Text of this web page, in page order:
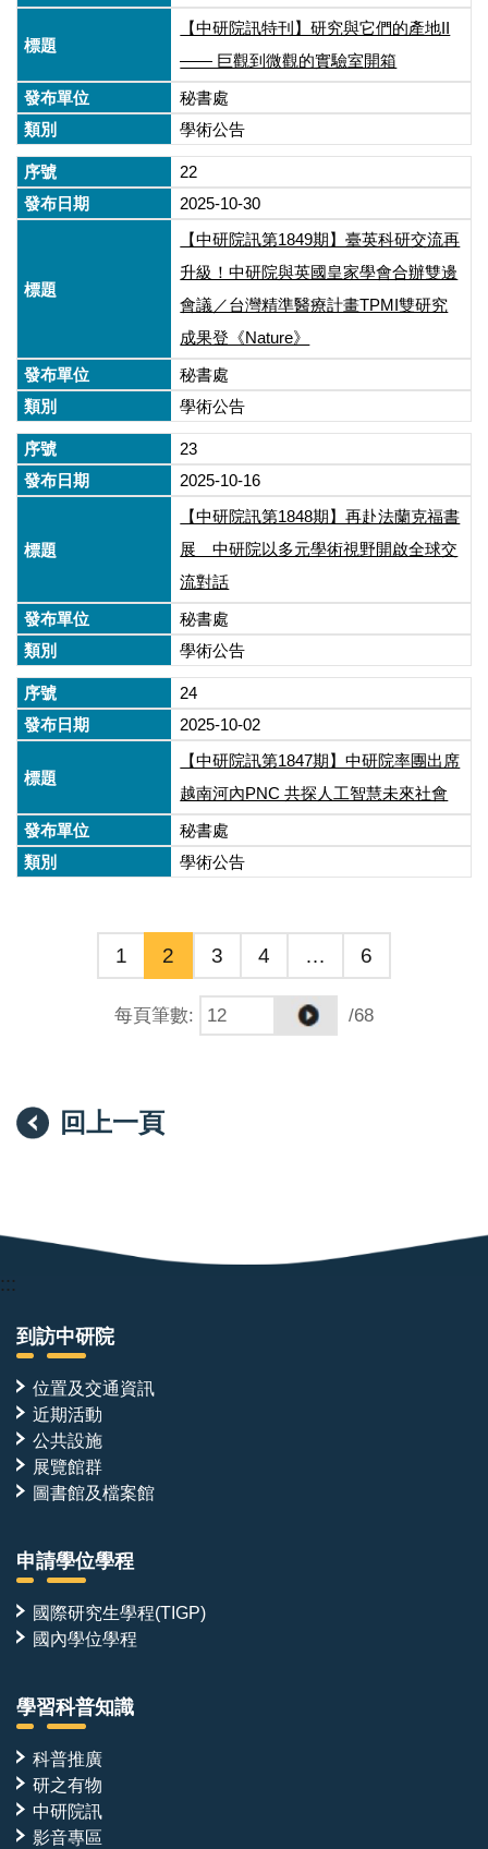
【中研院訊特刊】研究與它們的產地II
—— 巨觀到微觀的實驗室開箱
秘書處
學術公告
22
2025-10-30
【中研院訊第1849期】臺英科研交流再
升級！中研院與英國皇家學會合辦雙邊
會議／台灣精準醫療計畫TPMI雙研究
成果登《Nature》
秘書處
學術公告
23
2025-10-16
【中研院訊第1848期】再赴法蘭克福書
展 中研院以多元學術視野開啟全球交
流對話
秘書處
學術公告
24
2025-10-02
【中研院訊第1847期】中研院率團出席
越南河內PNC 共探人工智慧未來社會
秘書處
學術公告
1 2 3 4 … 6
每頁筆數: /68
回上一頁
:::
到訪中研院
位置及交通資訊
近期活動
公共設施
展覽館群
圖書館及檔案館
申請學位學程
國際研究生學程(TIGP)
國內學位學程
學習科普知識
科普推廣
研之有物
中研院訊
影音專區